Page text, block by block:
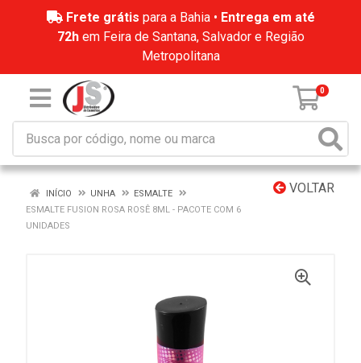
Frete grátis para a Bahia • Entrega em até
72hem Feira de Santana, Salvador e Região
Metropolitana
0
VOLTAR
INÍCIO UNHA
ESMALTE
ESMALTE FUSION ROSA ROSÊ 8ML - PACOTE COM 6
UNIDADES